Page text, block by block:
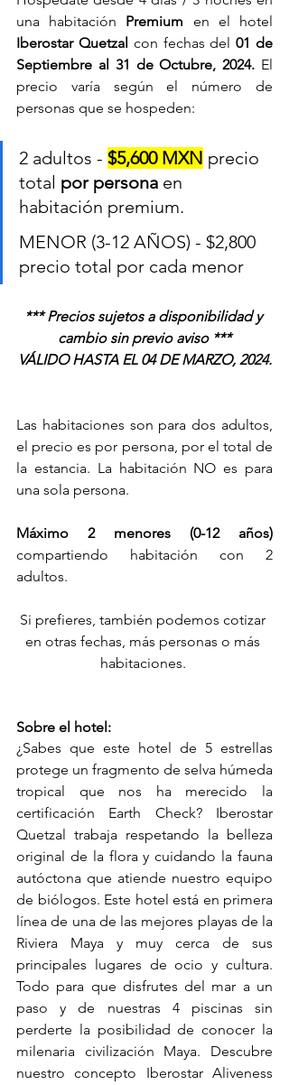
una habitación Premium
Iberostar Quetzal con fechas del 01 de
Septiembre al 31 de Octubre, 2024. El
precio varía según el número de
personas que se hospeden:
2 adultos - $5,600 MXN precio
total por persona en
habitación premium.
MENOR (3-12 AÑOS) - $2,800
precio total por cada menor
*** Precios sujetos a disponibilidad y
cambio sin previo aviso ***
VÁLIDO HASTA EL 04 DE MARZO, 2024.
Las habitaciones son para dos adultos,
el precio es por persona, por el total de
la estancia. La habitación NO es para
una sola persona.
compartiendo habitación con 2
adultos.
Si prefieres, también podemos cotizar
en otras fechas, más personas o más
habitaciones.
Sobre el hotel:
¿Sabes que este hotel de 5 estrellas
protege un fragmento de selva húmeda
tropical que nos ha merecido la
certificación Earth Check? Iberostar
Quetzal trabaja respetando la belleza
original de la flora y cuidando la fauna
autóctona que atiende nuestro equipo
de biólogos. Este hotel está en primera
línea de una de las mejores playas de la
Riviera Maya y muy cerca de sus
principales lugares de ocio y cultura.
Todo para que disfrutes del mar a un
paso y de nuestras 4 piscinas sin
perderte la posibilidad de conocer la
milenaria civilización Maya. Descubre
nuestro concepto Iberostar